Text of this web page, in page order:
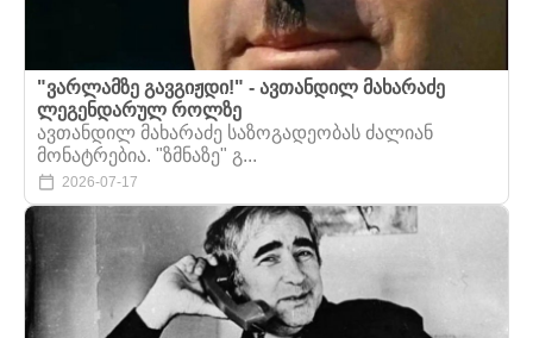
"ვარლამზე გავგიჟდი!" - ავთანდილ მახარაძე
ლეგენდარულ როლზე
ავთანდილ მახარაძე საზოგადეობას ძალიან
მონატრებია. "ზმნაზე" გ...
2026-07-17